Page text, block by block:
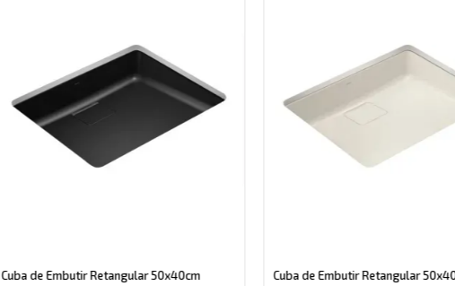
Cuba de Embutir Retangular 50x40cm
Cuba de Embutir Retangular